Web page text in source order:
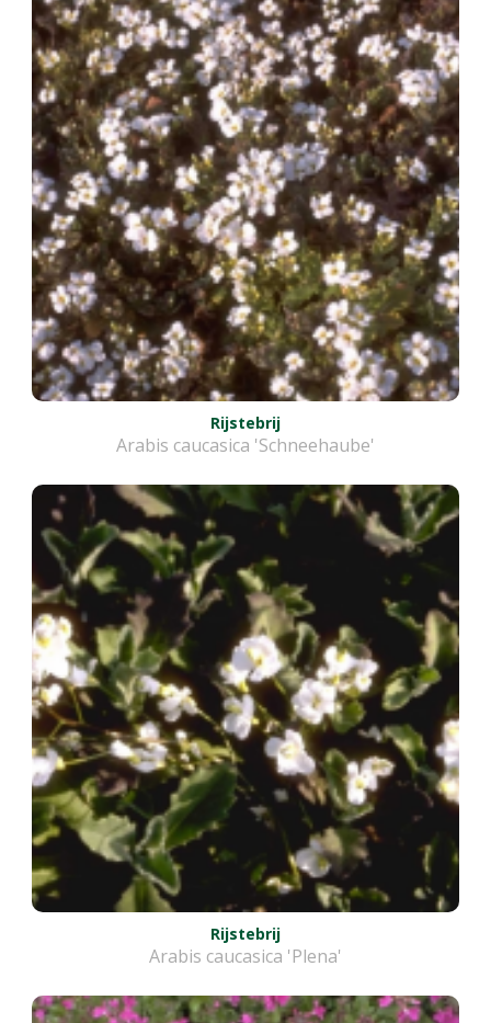
Rijstebrij
Arabis caucasica 'Schneehaube'
Rijstebrij
Arabis caucasica 'Plena'